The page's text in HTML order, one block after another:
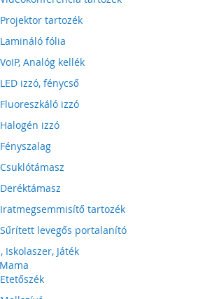
Projektor tartozék
Lamináló fólia
VoIP, Analóg kellék
LED izzó, fénycső
Fluoreszkáló izzó
Halogén izzó
Fényszalag
Csuklótámasz
Deréktámasz
Iratmegsemmisítő tartozék
Sűrített levegős portalanító
Iskolaszer, Játék
Etetőszék